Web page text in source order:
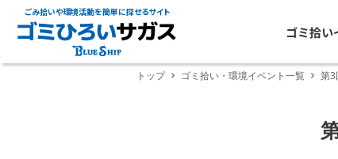
ごみ拾いや環境活動を簡単に探せるサイト
ゴミ拾い
トップ ゴミ拾い・環境イベント一覧 第3